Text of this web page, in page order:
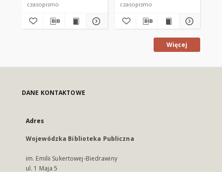
czasopismo czasopismo
Więcej
DANE KONTAKTOWE
Adres
Wojewódzka Biblioteka Publiczna
im. Emilii Sukertowej-Biedrawiny
ul. 1 Maja 5